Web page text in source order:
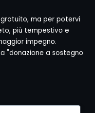
ma per potervi
più tempestivo e
impegno.
"donazione a sostegno